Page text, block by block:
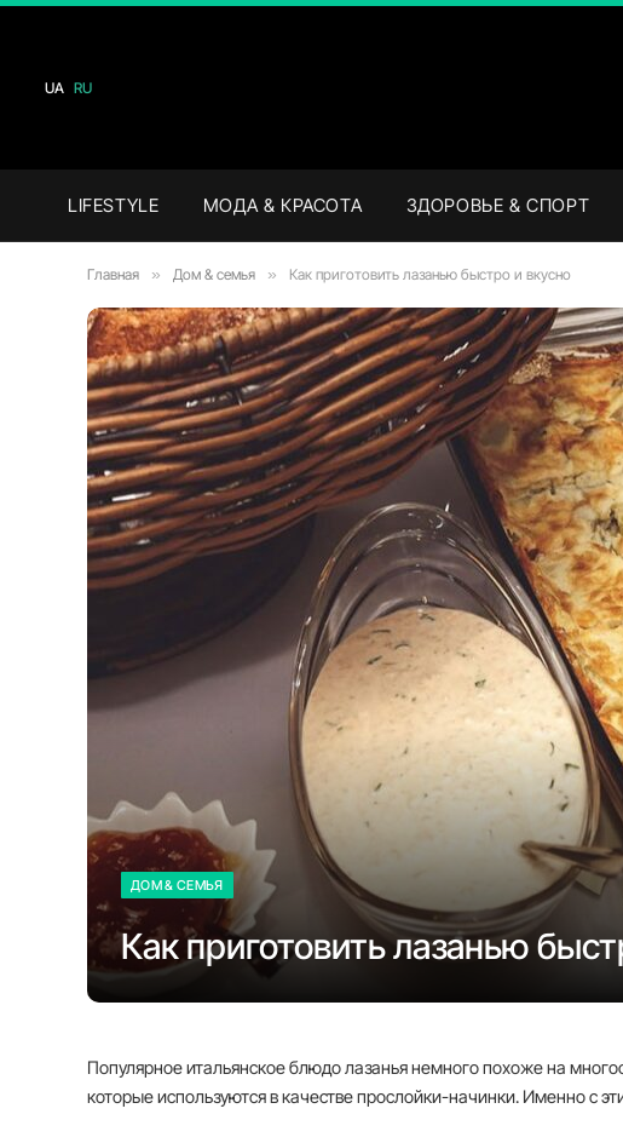
UA RU
LIFESTYLE МОДА & КРАСОТА ЗДОРОВЬЕ & СПОРТ
Главная » Дом & семья » Как приготовить лазанью быстро и вкусно
ДОМ & СЕМЬЯ
Как приготовить лазанью
Популярное итальянское блюдо лазанья немного похоже на
которые используются в качестве прослойки-начинки. Именно с